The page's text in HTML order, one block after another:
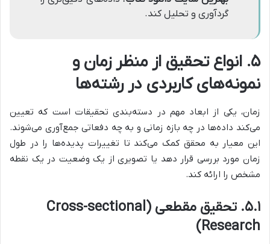
گردآوری و تحلیل کند.
۵. انواع تحقیق از منظر زمان و
نمونه‌های کاربردی در رشته‌ها
زمان، یکی از ابعاد مهم در دسته‌بندی تحقیقات است که تعیین
می‌کند داده‌ها در چه بازه زمانی و به چه دفعاتی جمع‌آوری می‌شوند.
این معیار به محقق کمک می‌کند تا تغییرات پدیده‌ها را در طول
زمان مورد بررسی قرار دهد یا تصویری از یک وضعیت در یک نقطه
مشخص را ارائه کند.
۵.۱. تحقیق مقطعی (Cross-sectional
Research)